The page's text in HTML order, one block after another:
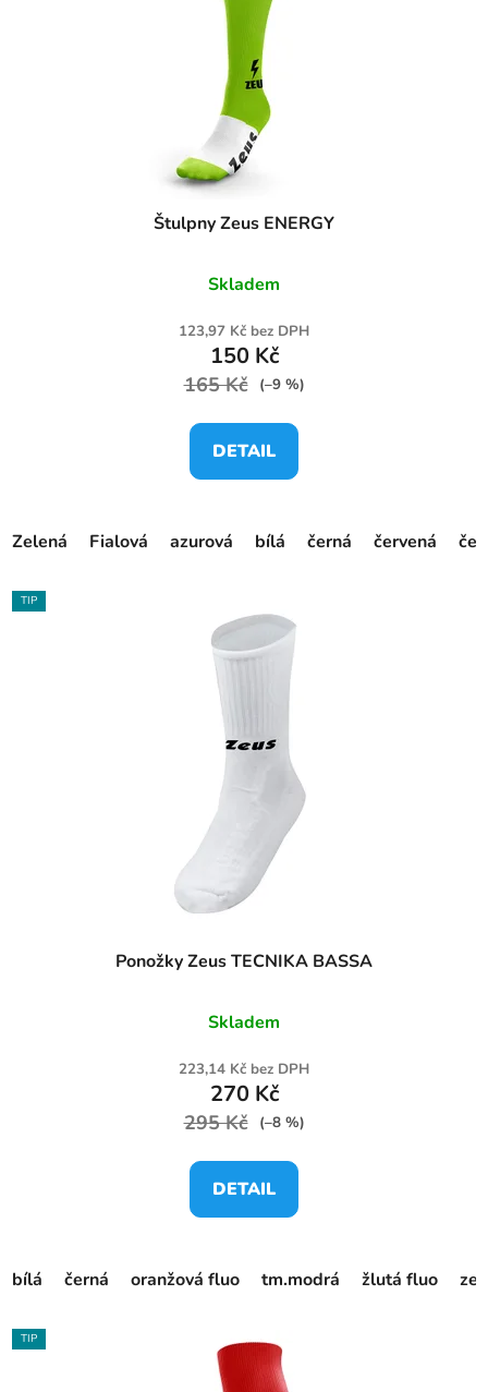
Štulpny Zeus ENERGY
Skladem
123,97 Kč bez DPH
150 Kč
165 Kč (–9 %)
DETAIL
Zelená Fialová azurová bílá černá červená
TIP
Ponožky Zeus TECNIKA BASSA
Skladem
223,14 Kč bez DPH
270 Kč
295 Kč (–8 %)
DETAIL
bílá černá oranžová fluo tm.modrá žlutá fluo
TIP